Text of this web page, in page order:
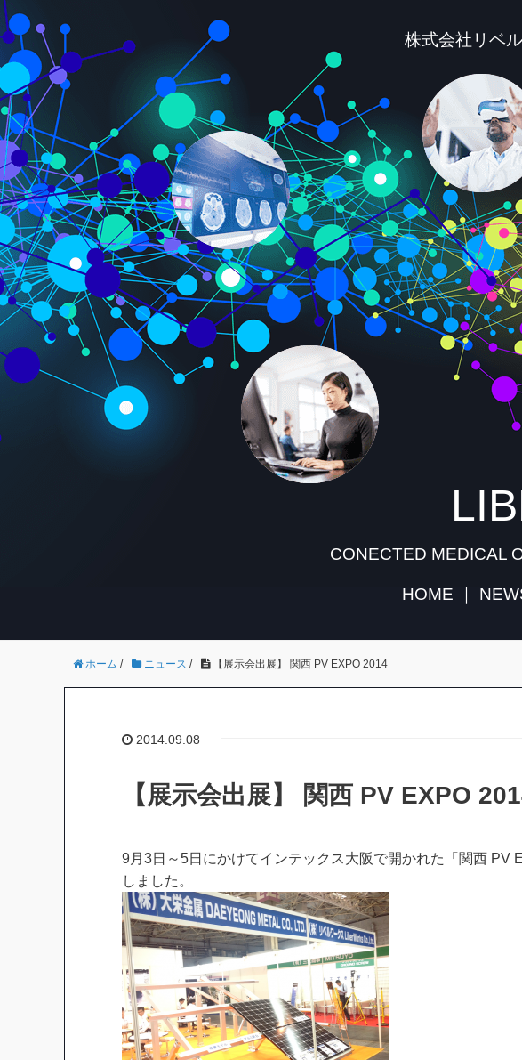
株式会社リベ
CONECTED MEDICAL
HOME
ホーム / ニュース / 【展示会出展】 関西 PV EXPO 2014
2014.09.08
【展示会出展】 関西 PV EXPO
9月3日～5日にかけてインテックス大阪で開かれた「関西 PV
しました。